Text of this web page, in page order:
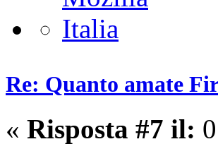
Re: Quanto amate
« Risposta #7 il: